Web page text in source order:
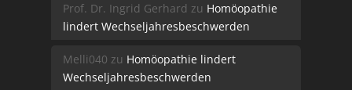
Prof. Dr. Ingrid Gerhard zu Homöopathie
lindert Wechseljahresbeschwerden
Melli040 zu Homöopathie lindert
Wechseljahresbeschwerden